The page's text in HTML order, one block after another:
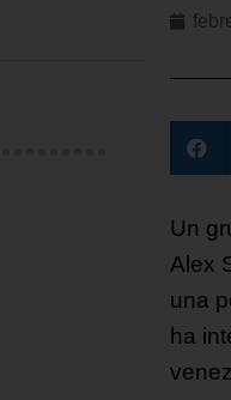
Un
Alex
una
ha